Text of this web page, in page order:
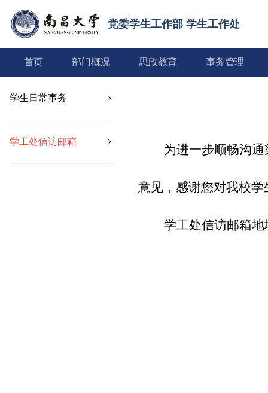
党委学生工作部 学生工作处
首页 部门概况 思政教育 事务管理
学生日常事务
学工处信访邮箱
为进一步顺畅沟
意见，感谢您对我校
学工处信访邮箱地